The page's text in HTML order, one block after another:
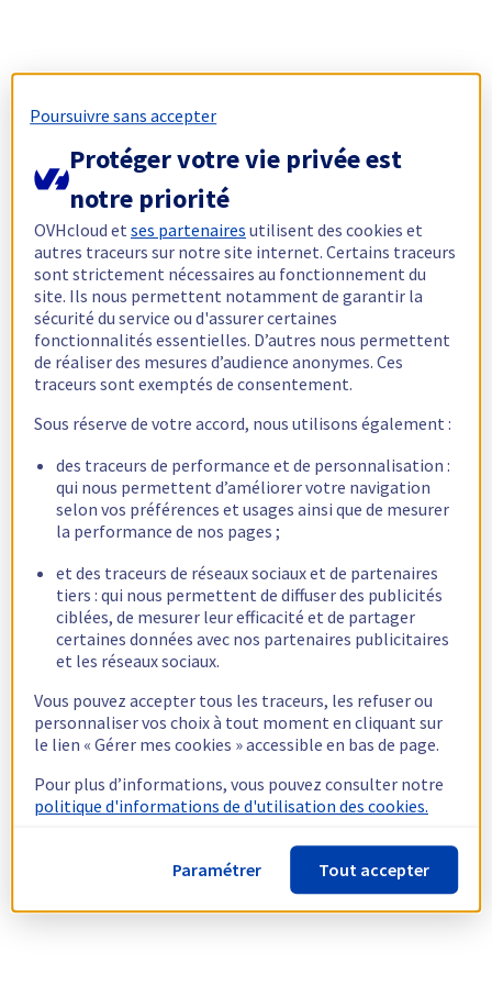
Poursuivre sans accepter
Protéger votre vie privée est
notre priorité
OVHcloud etses partenaires utilisent des cookies et
autres traceurs sur notre site internet. Certains traceurs
sont strictement nécessaires au fonctionnement du
site. Ils nous permettent notamment de garantir la
sécurité du service ou d'assurer certaines
fonctionnalités essentielles. D’autres nous permettent
de réaliser des mesures d’audience anonymes. Ces
traceurs sont exemptés de consentement.
Sous réserve de votre accord, nous utilisons également :
des traceurs de performance et de personnalisation :
qui nous permettent d’améliorer votre navigation
selon vos préférences et usages ainsi que de mesurer
la performance de nos pages ;
et des traceurs de réseaux sociaux et de partenaires
tiers : qui nous permettent de diffuser des publicités
ciblées, de mesurer leur efficacité et de partager
certaines données avec nos partenaires publicitaires
et les réseaux sociaux.
Vous pouvez accepter tous les traceurs, les refuser ou
personnaliser vos choix à tout moment en cliquant sur
le lien « Gérer mes cookies » accessible en bas de page.
Pour plus d’informations, vous pouvez consulter notre
politique d'informations de d'utilisation des cookies.
Paramétrer Tout accepter